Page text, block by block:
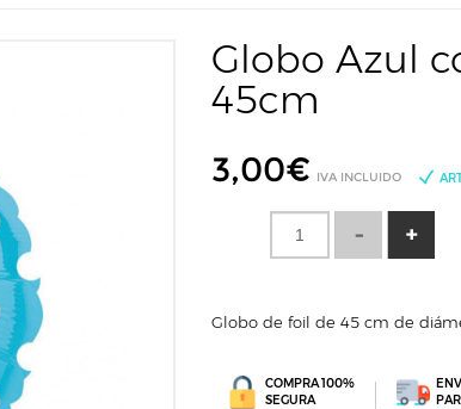
Globo Azul
45cm
3,00€ IVA INCLUIDO
Globo de foil de 45 cm de
COMPRA 100%
SEGURA